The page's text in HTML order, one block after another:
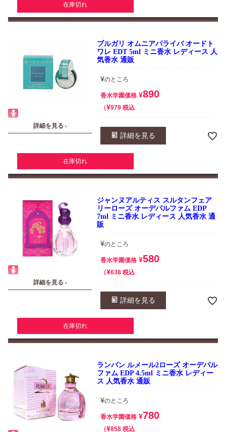
在庫切れ
詳細を見る ›
ブルガリ オムニアパライバ オードト
ワレ EDT 5ml ミニ香水 レディース 人
気香水 通販
¥のところ
香水学園価格 ¥890
¥979 税込
詳細を見る
在庫切れ
詳細を見る ›
ジャンヌアルティス スルタンフェア
リーローズ オーデパルファム EDP
7ml ミニ香水 レディース 人気香水 通
販
¥のところ
香水学園価格 ¥580
¥638 税込
詳細を見る
在庫切れ
ランバン ルメール2ローズ オーデパル
ファム EDP 4.5ml ミニ香水 レディー
ス 人気香水 通販
¥のところ
香水学園価格 ¥780
¥858 税込